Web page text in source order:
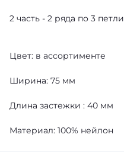
2 часть - 2 ряда по 3 петли
Цвет: в ассортименте
Ширина: 75 мм
Длина застежки : 40 мм
Материал: 100% нейлон